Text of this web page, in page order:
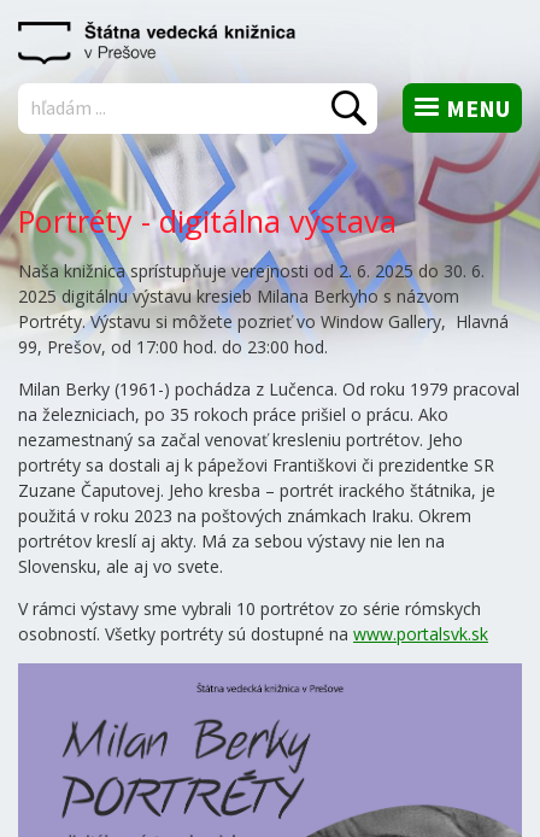
MENU
Vyhľadať
Portréty - digitálna výstava
Naša knižnica sprístupňuje verejnosti od 2. 6. 2025 do 30. 6.
2025 digitálnu výstavu kresieb Milana Berkyho s názvom
Portréty. Výstavu si môžete pozrieť vo Window Gallery, Hlavná
99, Prešov, od 17:00 hod. do 23:00 hod.
Milan Berky (1961-) pochádza z Lučenca. Od roku 1979 pracoval
na železniciach, po 35 rokoch práce prišiel o prácu. Ako
nezamestnaný sa začal venovať kresleniu portrétov. Jeho
portréty sa dostali aj k pápežovi Františkovi či prezidentke SR
Zuzane Čaputovej. Jeho kresba – portrét irackého štátnika, je
použitá v roku 2023 na poštových známkach Iraku. Okrem
portrétov kreslí aj akty. Má za sebou výstavy nie len na
Slovensku, ale aj vo svete.
V rámci výstavy sme vybrali 10 portrétov zo série rómskych
osobností. Všetky portréty sú dostupné na www.portalsvk.sk